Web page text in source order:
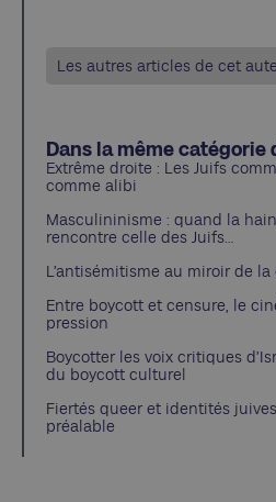
Les autres articles de cet
Dans la même catégorie
Extrême droite : Les Juifs
comme alibi
Masculininisme : quand la
rencontre celle des Juifs…
L’antisémitisme au miroir de la
Entre boycott et censure, le
pression
Boycotter les voix critiques
du boycott culturel
Fiertés queer et identités
préalable